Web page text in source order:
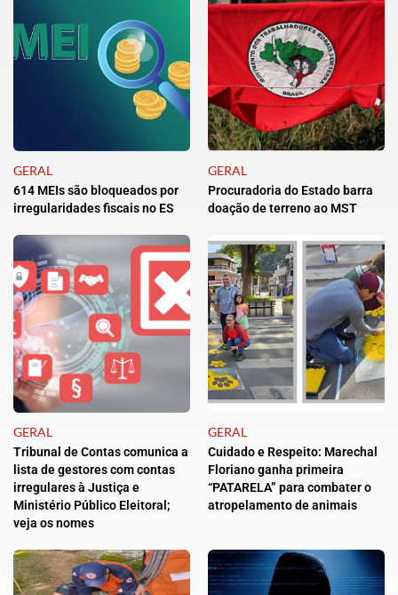
GERAL
614 MEIs são bloqueados por
irregularidades fiscais no ES
GERAL
Procuradoria do Estado barra
doação de terreno ao MST
GERAL
Tribunal de Contas comunica a
lista de gestores com contas
irregulares à Justiça e
Ministério Público Eleitoral;
veja os nomes
GERAL
Cuidado e Respeito: Marechal
Floriano ganha primeira
“PATARELA” para combater o
atropelamento de animais